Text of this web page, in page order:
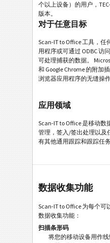
个以上设备）的用户，
版本。
对于任意目标
Scan-IT to Office 工具，任
用程序或可通过 ODBC 访
可处理捕获的数据。
和 Google Chrome 的附加
浏览器应用程序的无缝操作
应用领域
Scan-IT to Office 是移动
管理，签入/签出处理以及
有其他通用跟踪和跟踪任
数据收集功能
Scan-IT to Office 为每个
数据收集功能：
扫描条形码
将您的移动设备用作